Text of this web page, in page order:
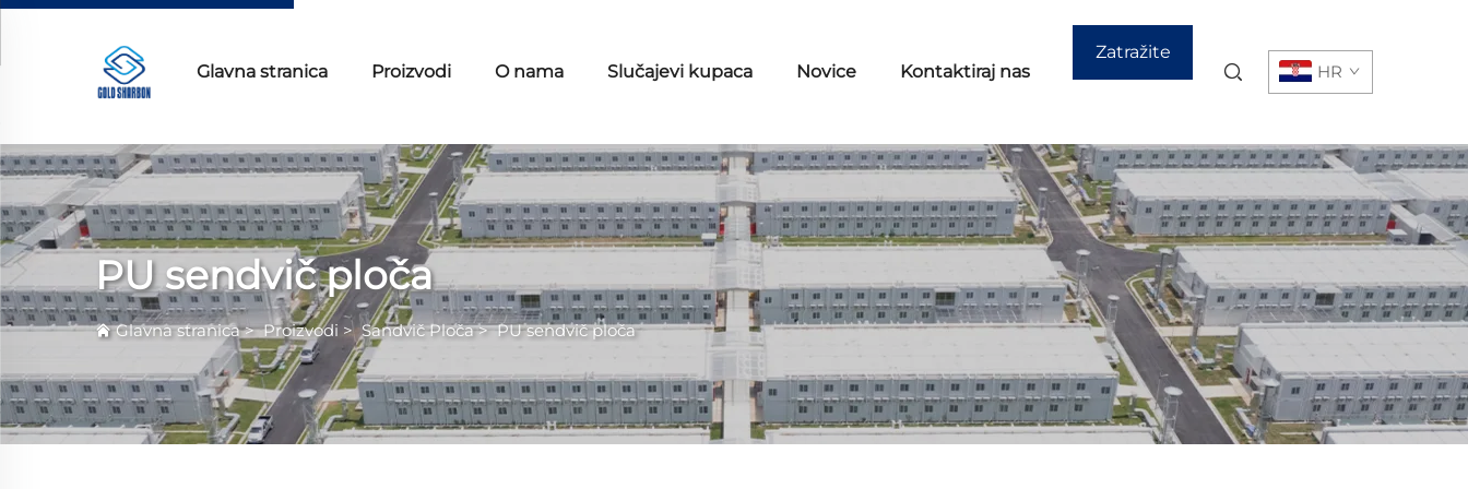
Glavna stranica Proizvodi O nama Slučajevi kupaca Novice Kontaktiraj nas
Zatražite
HR
PU sendvič ploča
Glavna stranica>Proizvodi >Sandvič Ploča>PU sendvič ploča